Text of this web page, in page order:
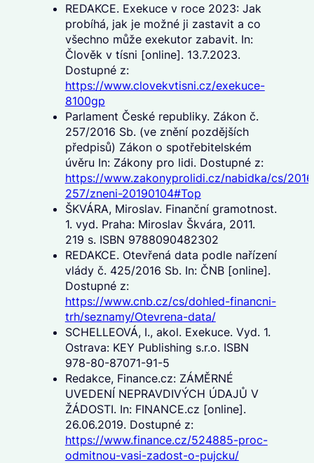
REDAKCE. Exekuce v roce 2023: Jak
probíhá, jak je možné ji zastavit a co
všechno může exekutor zabavit. In:
Člověk v tísni [online]. 13.7.2023.
Dostupné z:
https://www.clovekvtisni.cz/exekuce-
8100gp
Parlament České republiky. Zákon č.
257/2016 Sb. (ve znění pozdějších
předpisů) Zákon o spotřebitelském
úvěru In: Zákony pro lidi. Dostupné z:
https://www.zakonyprolidi.cz/nabidka/cs/
257/zneni-20190104#Top
ŠKVÁRA, Miroslav. Finanční gramotnost.
1. vyd. Praha: Miroslav Škvára, 2011.
219 s. ISBN 9788090482302
REDAKCE. Otevřená data podle nařízení
vlády č. 425/2016 Sb. In: ČNB [online].
Dostupné z:
https://www.cnb.cz/cs/dohled-financni-
trh/seznamy/Otevrena-data/
SCHELLEOVÁ, I., akol. Exekuce. Vyd. 1.
Ostrava: KEY Publishing s.r.o. ISBN
978-80-87071-91-5
Redakce, Finance.cz: ZÁMĚRNÉ
UVEDENÍ NEPRAVDIVÝCH ÚDAJŮ V
ŽÁDOSTI. In: FINANCE.cz [online].
26.06.2019. Dostupné z:
https://www.finance.cz/524885-proc-
odmitnou-vasi-zadost-o-pujcku/